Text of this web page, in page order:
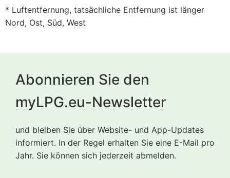
* Luftentfernung, tatsächliche Entfernung ist länger
Nord, Ost, Süd, West
Abonnieren Sie den
myLPG.eu-Newsletter
und bleiben Sie über Website- und App-Updates
informiert. In der Regel erhalten Sie eine E-Mail pro
Jahr. Sie können sich jederzeit abmelden.